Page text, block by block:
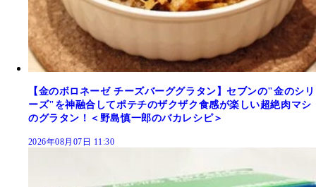
【金のボロネーゼ チーズバーググラタン】セブンの"金のシリ
ーズ"を神融合してポテチのザクザク食感が楽しい超絶肉マシ
のグラタン！＜野島慎一郎のバカレシピ＞
2026年08月07日 11:30